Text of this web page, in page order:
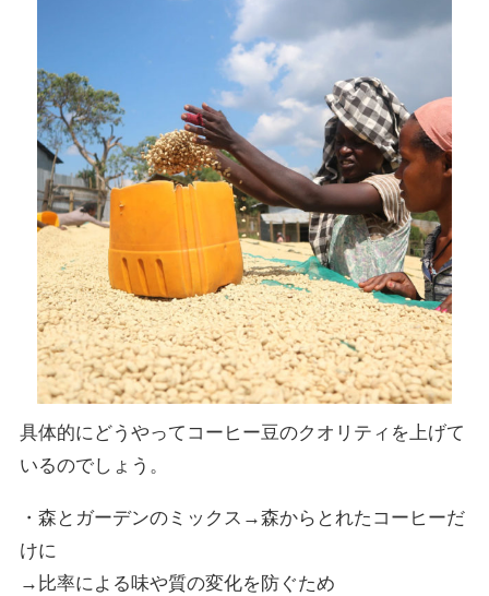
具体的にどうやってコーヒー豆のクオリティを上げて
いるのでしょう。
・森とガーデンのミックス→森からとれたコーヒーだ
けに
→比率による味や質の変化を防ぐため